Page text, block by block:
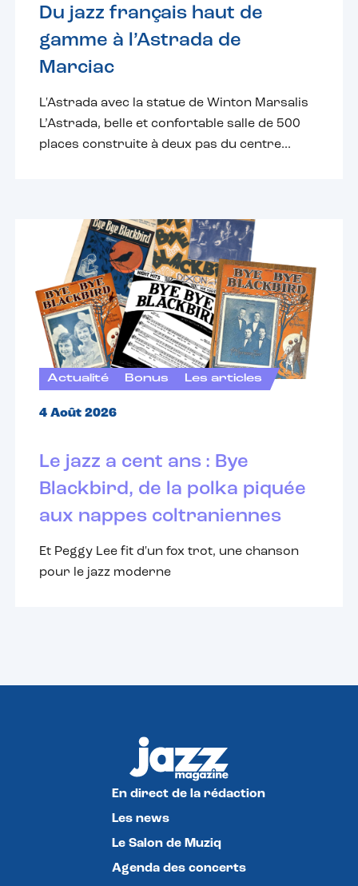
Du jazz français haut de
gamme à l’Astrada de
Marciac
L'Astrada avec la statue de Winton Marsalis
L’Astrada, belle et confortable salle de 500
places construite à deux pas du centre...
Actualité Bonus Les articles
4 Août 2026
Le jazz a cent ans : Bye
Blackbird, de la polka piquée
aux nappes coltraniennes
Et Peggy Lee fit d'un fox trot, une chanson
pour le jazz moderne
En direct de la rédaction
Les news
Le Salon de Muziq
Agenda des concerts